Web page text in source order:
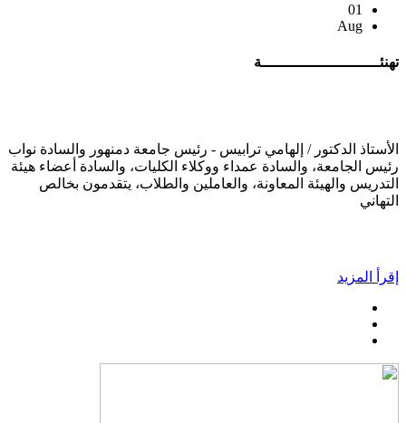
01
Aug
تهنئــــــــــــــــــــــــــة
الأستاذ الدكتور / إلهامي ترابيس - رئيس جامعة دمنهور والسادة نواب
رئيس الجامعة، والسادة عمداء ووكلاء الكليات، والسادة أعضاء هيئة
التدريس والهيئة المعاونة، والعاملين والطلاب، يتقدمون بخالص
التهاني
إقرأ المزيد